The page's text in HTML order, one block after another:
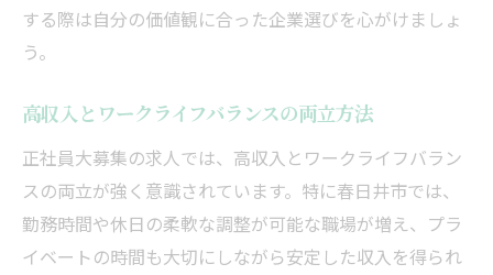
する際は自分の価値観に合った企業選びを心がけましょ
う。
高収入とワークライフバランスの両立方法
正社員大募集の求人では、高収入とワークライフバラン
スの両立が強く意識されています。特に春日井市では、
勤務時間や休日の柔軟な調整が可能な職場が増え、プラ
イベートの時間も大切にしながら安定した収入を得られ